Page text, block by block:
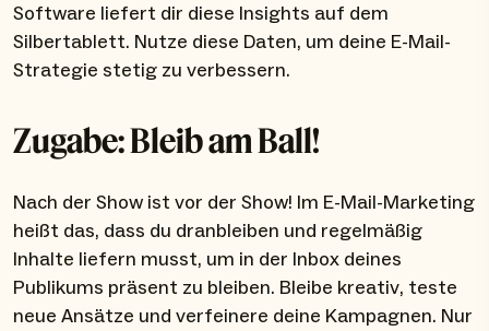
Software liefert dir diese Insights auf dem
Silbertablett. Nutze diese Daten, um deine E-Mail-
Strategie stetig zu verbessern.
Zugabe: Bleib am Ball!
Nach der Show ist vor der Show! Im E-Mail-Marketing
heißt das, dass du dranbleiben und regelmäßig
Inhalte liefern musst, um in der Inbox deines
Publikums präsent zu bleiben. Bleibe kreativ, teste
neue Ansätze und verfeinere deine Kampagnen. Nur